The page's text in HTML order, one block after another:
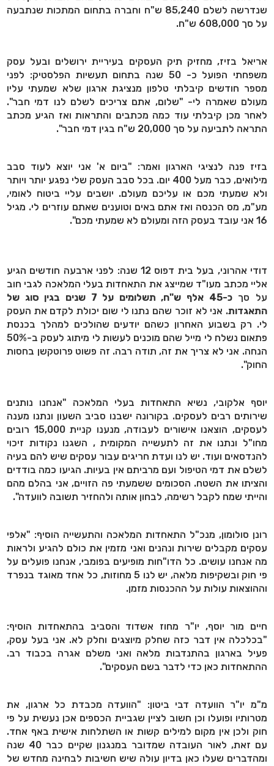
שנדרשה לשלם 85,240 ש"ח וחברה בתחום המתכות שנתבעה
על סך 608,000 ש"ח.
אריאל בזיז, מחזיק תיק העסקים בעיריית ירושלים ובעל עסק
משפחתי הפועל כ- 50 שנה בתחום תעשיות הפלסטיק: לפני
מספר חודשים קיבלתי טלפון מנציגת ארגון שלא שמעתי עליו
מעולם שאמרה לי- "שלום, אתם צריכים לשלם לנו דמי חבר".
לאחר מכן קיבלתי עוד כמה מכתבים והתראות ואז הגיע מכתב
התראה לתביעה על סך 20,000 ש"ח בגין דמי חבר".
בזיז פנה לנציגי הארגון ואמר: "ביום א' אני יוצא לעוד סבב
מילואים, כבר מעל 400 יום. בכל סבב העסק שלי נפגע יותר ויותר
ולא שמעתי מכם או עליכם מעולם. יושבים עליי ביטוח לאומי,
מע"מ, מס הכנסה ואז אתם באים וטוענים שאתם עוזרים לי. מגיל
16 אני עובד בעסק הזה ומעולם לא שמעתי מכם".
דודי אהרוני, בעל בית דפוס 12 שנה: לפני ארבעה חודשים הגיע
אליי מכתב מעו"ד שמייצג את התאחדות בעלי המלאכה לגבי חוב
על סך
כ-45 אלף ש"ח, תשלומים על 7 שנים בגין סוג של
התאגדות. אני לא זוכר שהם נתנו לי שום יכולת לקדם את העסק
לי. רק בשבוע האחרון כשהם יודעים שהולכים למהלך בכנסת
פתאום נשלח לי מייל שהם מוכנים לעשות לי מיתוג לעסק ב-50%
הנחה. אני לא צריך את זה, תודה רבה. זה פשוט פרוטקשן בחסות
החוק".
יוסף אלקובי, נשיא התאחדות בעלי המלאכה "אנחנו נותנים
שירותים רבים לעסקים. בקורונה ישבנו סביב השעון ונתנו מענה
לעסקים, הוצאנו אישורים לעבודה, מנענו קניית 15,000 רובים
מחו"ל ונתנו את זה לתעשייה המקומית , השגנו נקודות זיכוי
להנדסאים ועוד. יש לנו ועדת חריגים עבור עסקים שיש להם בעיה
לשלם את דמי הטיפול ועם מרביתם אין בעיות. הגיעו כמה בודדים
והציתו את השטח. הסכומים ששמעתי פה הזויים, אני בהלם מהם
והייתי שמח לקבל רשימה, לבחון אותה ולהחזיר תשובה לוועדה".
רונן סולומון, מנכ"ל התאחדות המלאכה והתעשייה הוסיף: "אלפי
עסקים מקבלים שירות ונהנים ואני מזמין את כולם להגיע ולראות
מה אנחנו עושים. כל הדו"חות מופיעים בפומבי, אנחנו פועלים על
פי חוק ובשקיפות מלאה, יש לנו 5 מחוזות, כל אחד מאוגד בנפרד
וההוצאות עולות על ההכנסות מזמן.
חיים מור יוסף, יו"ר מחוז אשדוד והסביב בהתאחדות הוסיף:
"בכלכלה אין דבר כזה שחלק מיוצגים וחלק לא. אני בעל עסק,
פעיל בארגון בהתנדבות מלאה ואני משלם אגרה בכבוד רב.
ההתאחדות כאן כדי לדבר בשם העסקים".
מ"מ יו"ר הוועדה דבי ביטון: "הוועדה מכבדת כל ארגון, את
מטרותיו ופועלו וכן חשוב לציין שגביית הכספים אכן נעשית על פי
חוק ולכן אין מקום למילים קשות או השתלחות אישית באף אחד.
עם זאת, לאור העובדה שמדובר במנגנון שקיים כבר 40 שנה
ומהדברים שעלו כאן בדיון עולה שיש חשיבות לבחינה מחדש של